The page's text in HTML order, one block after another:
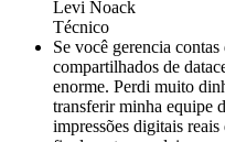
Levi Noack
Técnico
Se você gerencia
compartilhados de
enorme. Perdi muito
transferir minha equipe
impressões digitais